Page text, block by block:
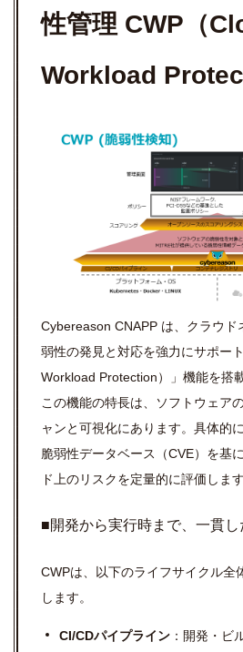
性管理 CWP（
Workload
Cybereason CNAPP は、クラウド
弱性の発見と対応を強力にサポー
Workload Protection）」機能を搭
この機能の特長は、ソフトウェア
ャンと可視化にあります。具体的
脆弱性データベース（CVE）を基
ド上のリスクを定量的に評価します
■開発から実行時まで、一貫し
CWPは、以下のライフサイクル全
します。
CI/CDパイプライン ：開発・ビ